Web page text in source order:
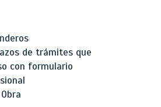
de trámites que
con formulario